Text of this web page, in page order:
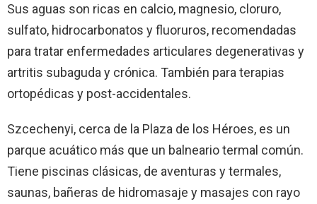
Sus aguas son ricas en calcio, magnesio, cloruro,
sulfato, hidrocarbonatos y fluoruros, recomendadas
para tratar enfermedades articulares degenerativas y
artritis subaguda y crónica. También para terapias
ortopédicas y post-accidentales.
Szcechenyi, cerca de la Plaza de los Héroes, es un
parque acuático más que un balneario termal común.
Tiene piscinas clásicas, de aventuras y termales,
saunas, bañeras de hidromasaje y masajes con rayo